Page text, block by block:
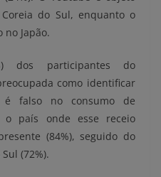
do Sul, enquanto o
no Japão.
dos participantes do
como identificar
falso no consumo de
o país onde esse receio
(84%), seguido do
(72%).